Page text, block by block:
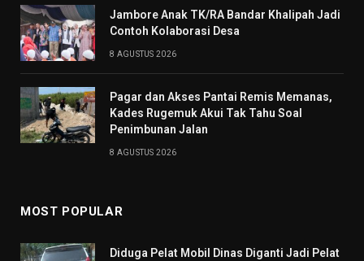
Jambore Anak TK/RA Bandar Khalipah Jadi
Contoh Kolaborasi Desa
8 AGUSTUS 2026
Pagar dan Akses Pantai Remis Memanas,
Kades Rugemuk Akui Tak Tahu Soal
Penimbunan Jalan
8 AGUSTUS 2026
MOST POPULAR
Diduga Pelat Mobil Dinas Diganti Jadi Pelat